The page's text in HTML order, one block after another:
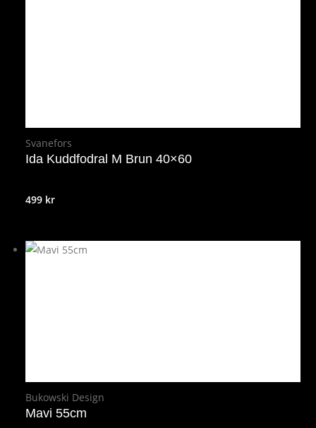
Svanefors
Ida Kuddfodral M Brun 40×60
499 kr
Bukowski Design
Mavi 55cm